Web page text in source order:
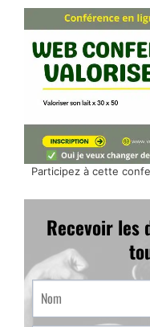
Participez à cette